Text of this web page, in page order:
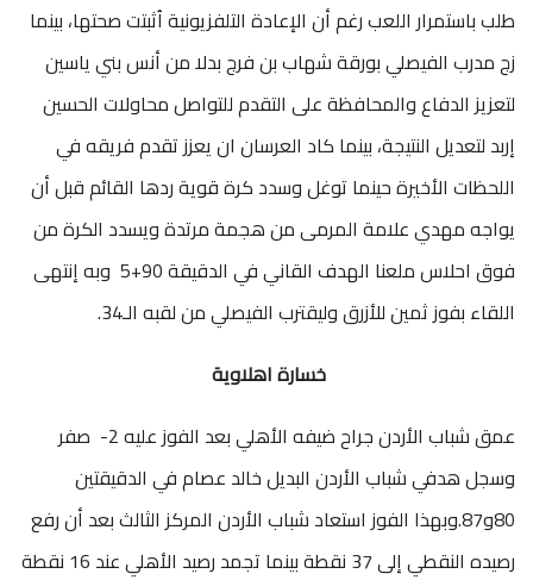
طلب باستمرار اللعب رغم أن الإعادة التلفزيونية اُثبتت صحتها، بينما
زج مدرب الفيصلي بورقة شهاب بن فرج بدلا من أنس بني ياسين
لتعزيز الدفاع والمحافظة على التقدم للتواصل محاولات الحسين
إربد لتعديل النتيجة، بينما كاد العرسان ان يعزز تقدم فريقه في
اللحظات الأخيرة حينما توغل وسدد كرة قوية ردها القائم قبل أن
يواجه مهدي علامة المرمى من هجمة مرتدة ويسدد الكرة من
فوق احلاس ملعنا الهدف القاني في الدقيقة 90+5 وبه إنتهى
اللقاء بفوز ثمين للأزرق وليقترب الفيصلي من لقبه الـ34.
خسارة اهلاوية
عمق شباب الأردن جراح ضيفه الأهلي بعد الفوز عليه 2- صفر
وسجل هدفي شباب الأردن البديل خالد عصام في الدقيقتين
80و87.وبهذا الفوز استعاد شباب الأردن المركز الثالث بعد أن رفع
رصيده النقطي إلى 37 نقطة بينما تجمد رصيد الأهلي عند 16 نقطة